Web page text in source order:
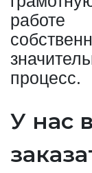
процесс.
У нас